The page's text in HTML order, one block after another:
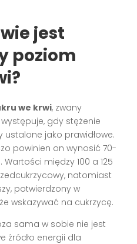
jest
poziom
we krwi, zwany
gdy stężenie
jako prawidłowe.
powinien on wynosić 70-
między 100 a 125
natomiast
potwierdzony w
wskazywać na cukrzycę.
sama w sobie nie jest
źródło energii dla